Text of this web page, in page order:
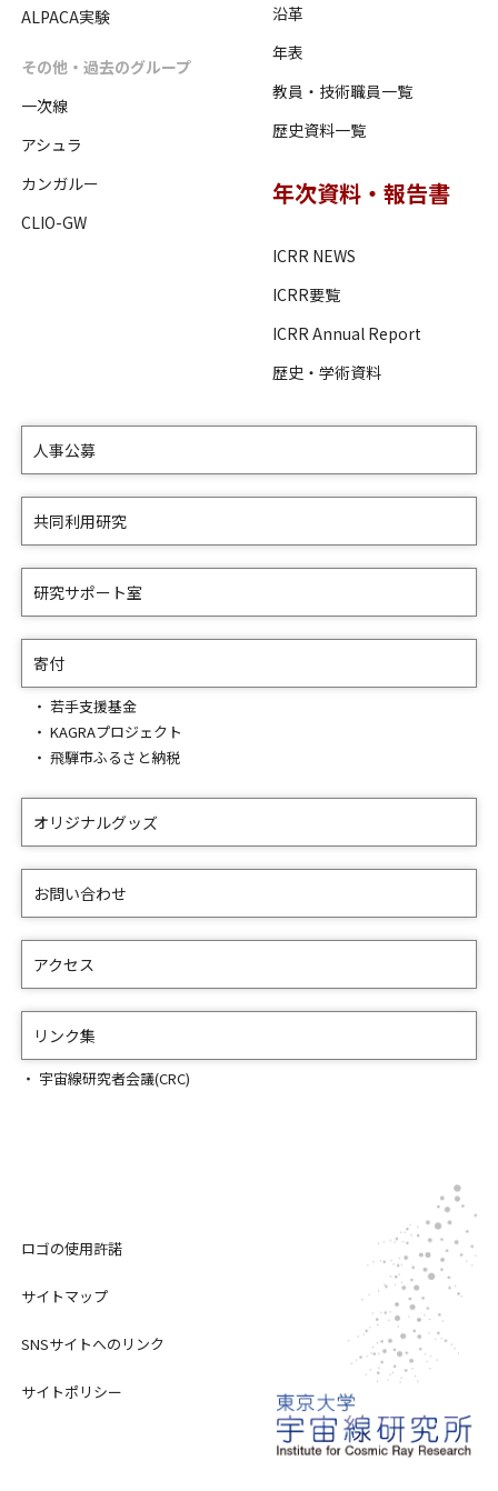
ALPACA実験
その他・過去のグループ
一次線
アシュラ
カンガルー
CLIO-GW
沿革
年表
教員・技術職員一覧
歴史資料一覧
年次資料・報告書
ICRR NEWS
ICRR要覧
ICRR Annual Report
歴史・学術資料
人事公募
共同利用研究
研究サポート室
寄付
若手支援基金
KAGRAプロジェクト
飛騨市ふるさと納税
オリジナルグッズ
お問い合わせ
アクセス
リンク集
宇宙線研究者会議(CRC)
ロゴの使用許諾
サイトマップ
SNSサイトへのリンク
サイトポリシー